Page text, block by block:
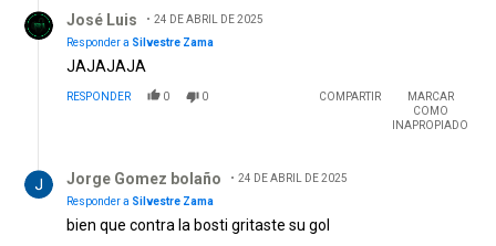
José Luis
24 DE ABRIL DE 2025
Responder a Silvestre Zama
JAJAJAJA
RESPONDER 0 0 COMPARTIR
MARCAR
COMO
INAPROPIADO
Jorge Gomez bolaño
24 DE ABRIL DE 2025
Responder a Silvestre Zama
bien que contra la bosti gritaste su gol